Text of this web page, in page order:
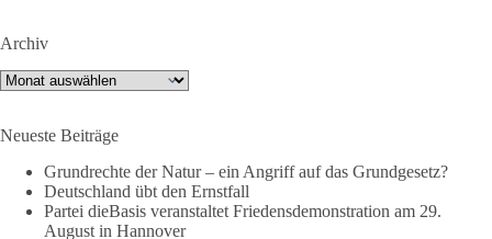
🟩🟩🟦🟦🟥🟥🟧🟧
Menschen mitbekommen, wofür wir stehen und warum es sich
lohnt, dieBasis zu wählen.
Mehr Infos:https://diebasis-st.de/wahlprogramm/
Archiv
Archiv
Neueste Beiträge
Grundrechte der Natur – ein Angriff auf das Grundgesetz?
Deutschland übt den Ernstfall
Partei dieBasis veranstaltet Friedensdemonstration am 29.
August in Hannover